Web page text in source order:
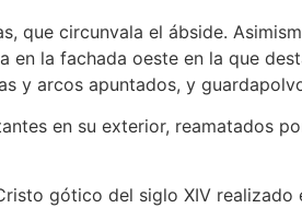
que circunvala el ábside.
la fachada oeste en la que
y arcos apuntados, y
en su exterior, reamatados
gótico del siglo XIV